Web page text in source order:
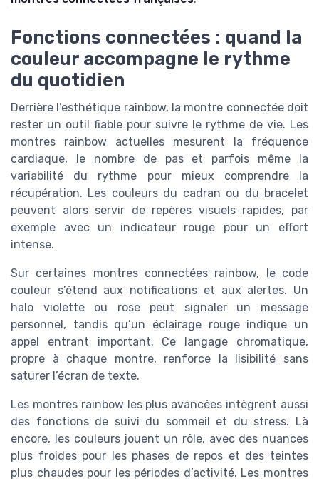
Fonctions connectées : quand la
couleur accompagne le rythme
du quotidien
Derrière l’esthétique rainbow, la montre connectée doit
rester un outil fiable pour suivre le rythme de vie. Les
montres rainbow actuelles mesurent la fréquence
cardiaque, le nombre de pas et parfois même la
variabilité du rythme pour mieux comprendre la
récupération. Les couleurs du cadran ou du bracelet
peuvent alors servir de repères visuels rapides, par
exemple avec un indicateur rouge pour un effort
intense.
Sur certaines montres connectées rainbow, le code
couleur s’étend aux notifications et aux alertes. Un
halo violette ou rose peut signaler un message
personnel, tandis qu’un éclairage rouge indique un
appel entrant important. Ce langage chromatique,
propre à chaque montre, renforce la lisibilité sans
saturer l’écran de texte.
Les montres rainbow les plus avancées intègrent aussi
des fonctions de suivi du sommeil et du stress. Là
encore, les couleurs jouent un rôle, avec des nuances
plus froides pour les phases de repos et des teintes
plus chaudes pour les périodes d’activité. Les montres